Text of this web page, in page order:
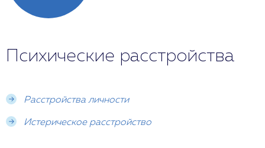
Психические расстройства
Расстройства личности
Истерическое расстройство